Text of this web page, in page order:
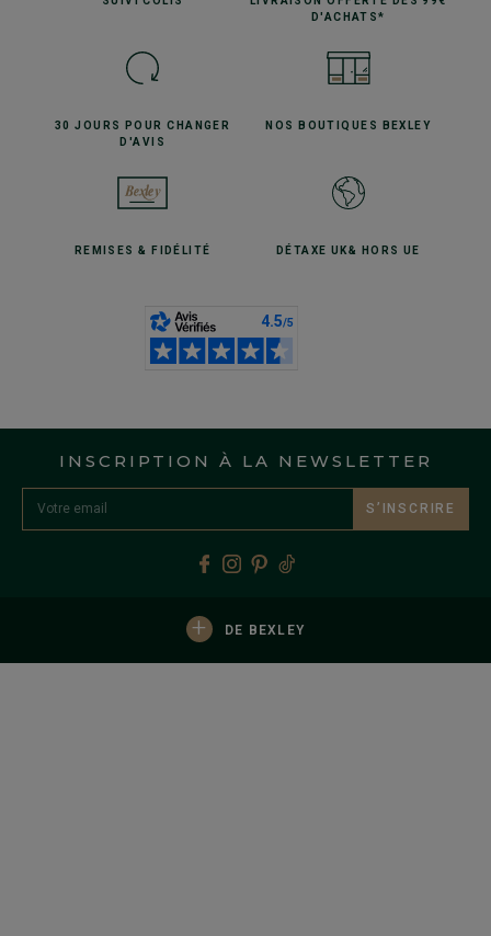
D'ACHATS*
30 JOURS POURCHANGER
D'AVIS
NOS BOUTIQUES BEXLEY
REMISES& FIDÉLITÉ DÉTAXE UK& HORS UE
INSCRIPTION À LA NEWSLETTER
S’INSCRIRE
+ DE BEXLEY